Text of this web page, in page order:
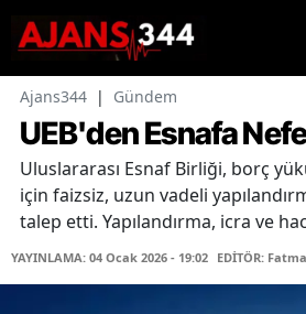
Ajans344 | Gündem
UEB'den Esnafa
Uluslararası Esnaf Birliği, borç
için faizsiz, uzun vadeli
talep etti. Yapılandırma, icra ve
YAYINLAMA: 04 Ocak 2026 - 19:02 EDİTÖR: